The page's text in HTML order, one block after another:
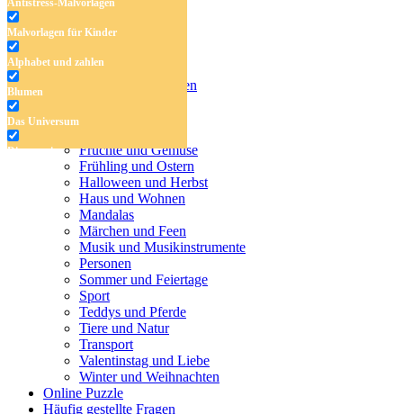
Antistress-Malvorlagen
Malvorlagen für Kinder
Alphabet und zahlen
Blumen
Das Universum
Dinosaurier
Früchte und Gemüse
Frühling und Ostern
Halloween und Herbst
Haus und Wohnen
Märchen und Feen
Musik und Musikinstrumente
Personen
Malvorlagen für Kinder
Alphabet und zahlen
Früchte und Gemüse
Frühling und Ostern
Halloween und Herbst
Haus und Wohnen
Mandalas
Märchen und Feen
Musik und Musikinstrumente
Personen
Sommer und Feiertage
Sport
Teddys und Pferde
Tiere und Natur
Transport
Valentinstag und Liebe
Winter und Weihnachten
Online Puzzle
Häufig gestellte Fragen